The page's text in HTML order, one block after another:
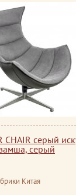
CHAIR серый
серый
Китая